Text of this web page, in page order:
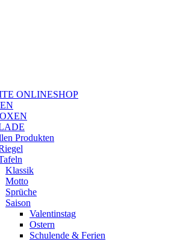
ONLINESHOP
Produkten
Klassik
Motto
Sprüche
Saison
Valentinstag
Ostern
Schulende & Ferien